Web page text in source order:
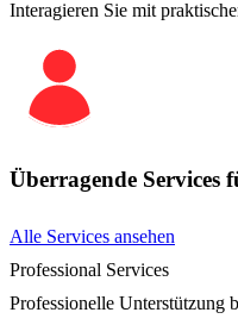
Interagieren Sie mit
Überragende Services
Alle Services ansehen
Professional Services
Professionelle Unterstützung